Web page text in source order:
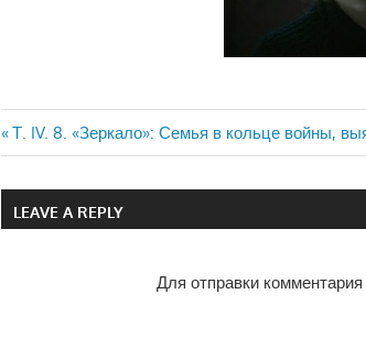
Навигация
по
Previous
Post:
Т. IV. 8. «Зеркало»: Семья в кольце войны,
LEAVE A REPLY
Для отправки